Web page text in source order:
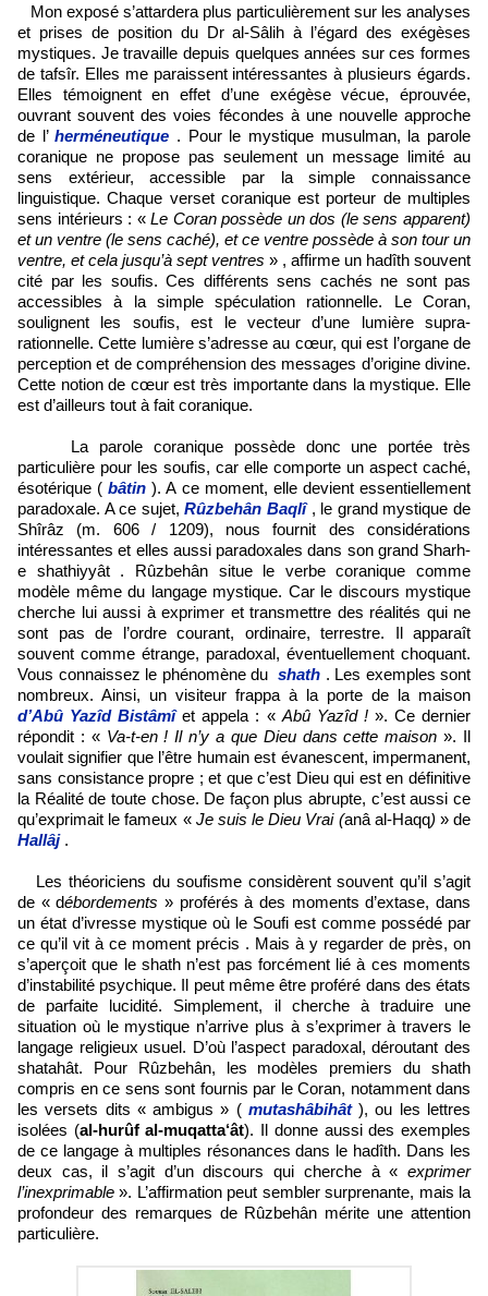
Mon exposé s’attardera plus particulièrement sur les analyses
et prises de position du Dr al-Sâlih à l’égard des exégèses
mystiques. Je travaille depuis quelques années sur ces formes
de tafsîr. Elles me paraissent intéressantes à plusieurs égards.
Elles témoignent en effet d’une exégèse vécue, éprouvée,
ouvrant souvent des voies fécondes à une nouvelle approche
de l’herméneutique . Pour le mystique musulman, la parole
coranique ne propose pas seulement un message limité au
sens extérieur, accessible par la simple connaissance
linguistique. Chaque verset coranique est porteur de multiples
sens intérieurs : «Le Coran possède un dos (le sens apparent)
et un ventre (le sens caché), et ce ventre possède à son tour un
ventre, et cela jusqu’à sept ventres » , affirme un hadîth souvent
cité par les soufis. Ces différents sens cachés ne sont pas
accessibles à la simple spéculation rationnelle. Le Coran,
soulignent les soufis, est le vecteur d’une lumière supra-
rationnelle. Cette lumière s’adresse au cœur, qui est l’organe de
perception et de compréhension des messages d’origine divine.
Cette notion de cœur est très importante dans la mystique. Elle
est d’ailleurs tout à fait coranique.
La parole coranique possède donc une portée très
particulière pour les soufis, car elle comporte un aspect caché,
ésotérique (bâtin ). A ce moment, elle devient essentiellement
paradoxale. A ce sujet,Rûzbehân Baqlî, le grand mystique de
Shîrâz (m. 606 / 1209), nous fournit des considérations
intéressantes et elles aussi paradoxales dans son grand Sharh-
e shathiyyât . Rûzbehân situe le verbe coranique comme
modèle même du langage mystique. Car le discours mystique
cherche lui aussi à exprimer et transmettre des réalités qui ne
sont pas de l’ordre courant, ordinaire, terrestre. Il apparaît
souvent comme étrange, paradoxal, éventuellement choquant.
Vous connaissez le phénomène du shath . Les exemples sont
nombreux. Ainsi, un visiteur frappa à la porte de la maison
d’Abû Yazîd Bistâmîet appela : « Abû Yazîd ! ». Ce dernier
répondit : «Va-t-en ! Il n’y a que Dieu dans cette maison ». Il
voulait signifier que l’être humain est évanescent, impermanent,
sans consistance propre ; et que c’est Dieu qui est en définitive
la Réalitéde toute chose. De façon plus abrupte, c’est aussi ce
qu’exprimait le fameux « Je suis le Dieu Vrai (anâ al-Haqq) » de
Hallâj.
Les théoriciens du soufisme considèrent souvent qu’il s’agit
de « débordements» proférés à des moments d’extase, dans
un état d’ivresse mystique où le Soufi est comme possédé par
ce qu’il vit à ce moment précis . Mais à y regarder de près, on
s’aperçoit que le shathn’est pas forcément lié à ces moments
d’instabilité psychique. Il peut même être proféré dans des états
de parfaite lucidité. Simplement, il cherche à traduire une
situation où le mystique n’arrive plus à s’exprimer à travers le
langage religieux usuel. D’où l’aspect paradoxal, déroutant des
shatahât. Pour Rûzbehân, les modèles premiers du shath
compris en ce sens sont fournis par le Coran, notamment dans
les versets dits « ambigus » ( mutashâbihât), ou les lettres
isolées (al-hurûf al-muqatta‘ât). Il donne aussi des exemples
de ce langage à multiples résonances dans le hadîth. Dans les
deux cas, il s’agit d’un discours qui cherche à « exprimer
l’inexprimable». L’affirmation peut sembler surprenante, mais la
profondeur des remarques de Rûzbehân mérite une attention
particulière.